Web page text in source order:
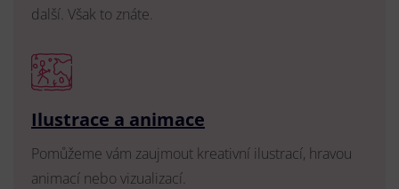
další. Však to znáte.
Ilustrace a animace
Pomůžeme vám zaujmout kreativní ilustrací, hravou
animací nebo vizualizací.